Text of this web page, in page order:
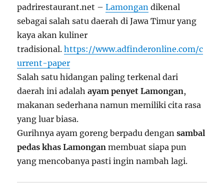
padrirestaurant.net –Lamongan dikenal
sebagai salah satu daerah di Jawa Timur yang
kaya akan kuliner
tradisional.https://www.adfinderonline.com/c
urrent-paper
Salah satu hidangan paling terkenal dari
daerah ini adalahayam penyet Lamongan,
makanan sederhana namun memiliki cita rasa
yang luar biasa.
Gurihnya ayam goreng berpadu dengansambal
pedas khas Lamongan membuat siapa pun
yang mencobanya pasti ingin nambah lagi.